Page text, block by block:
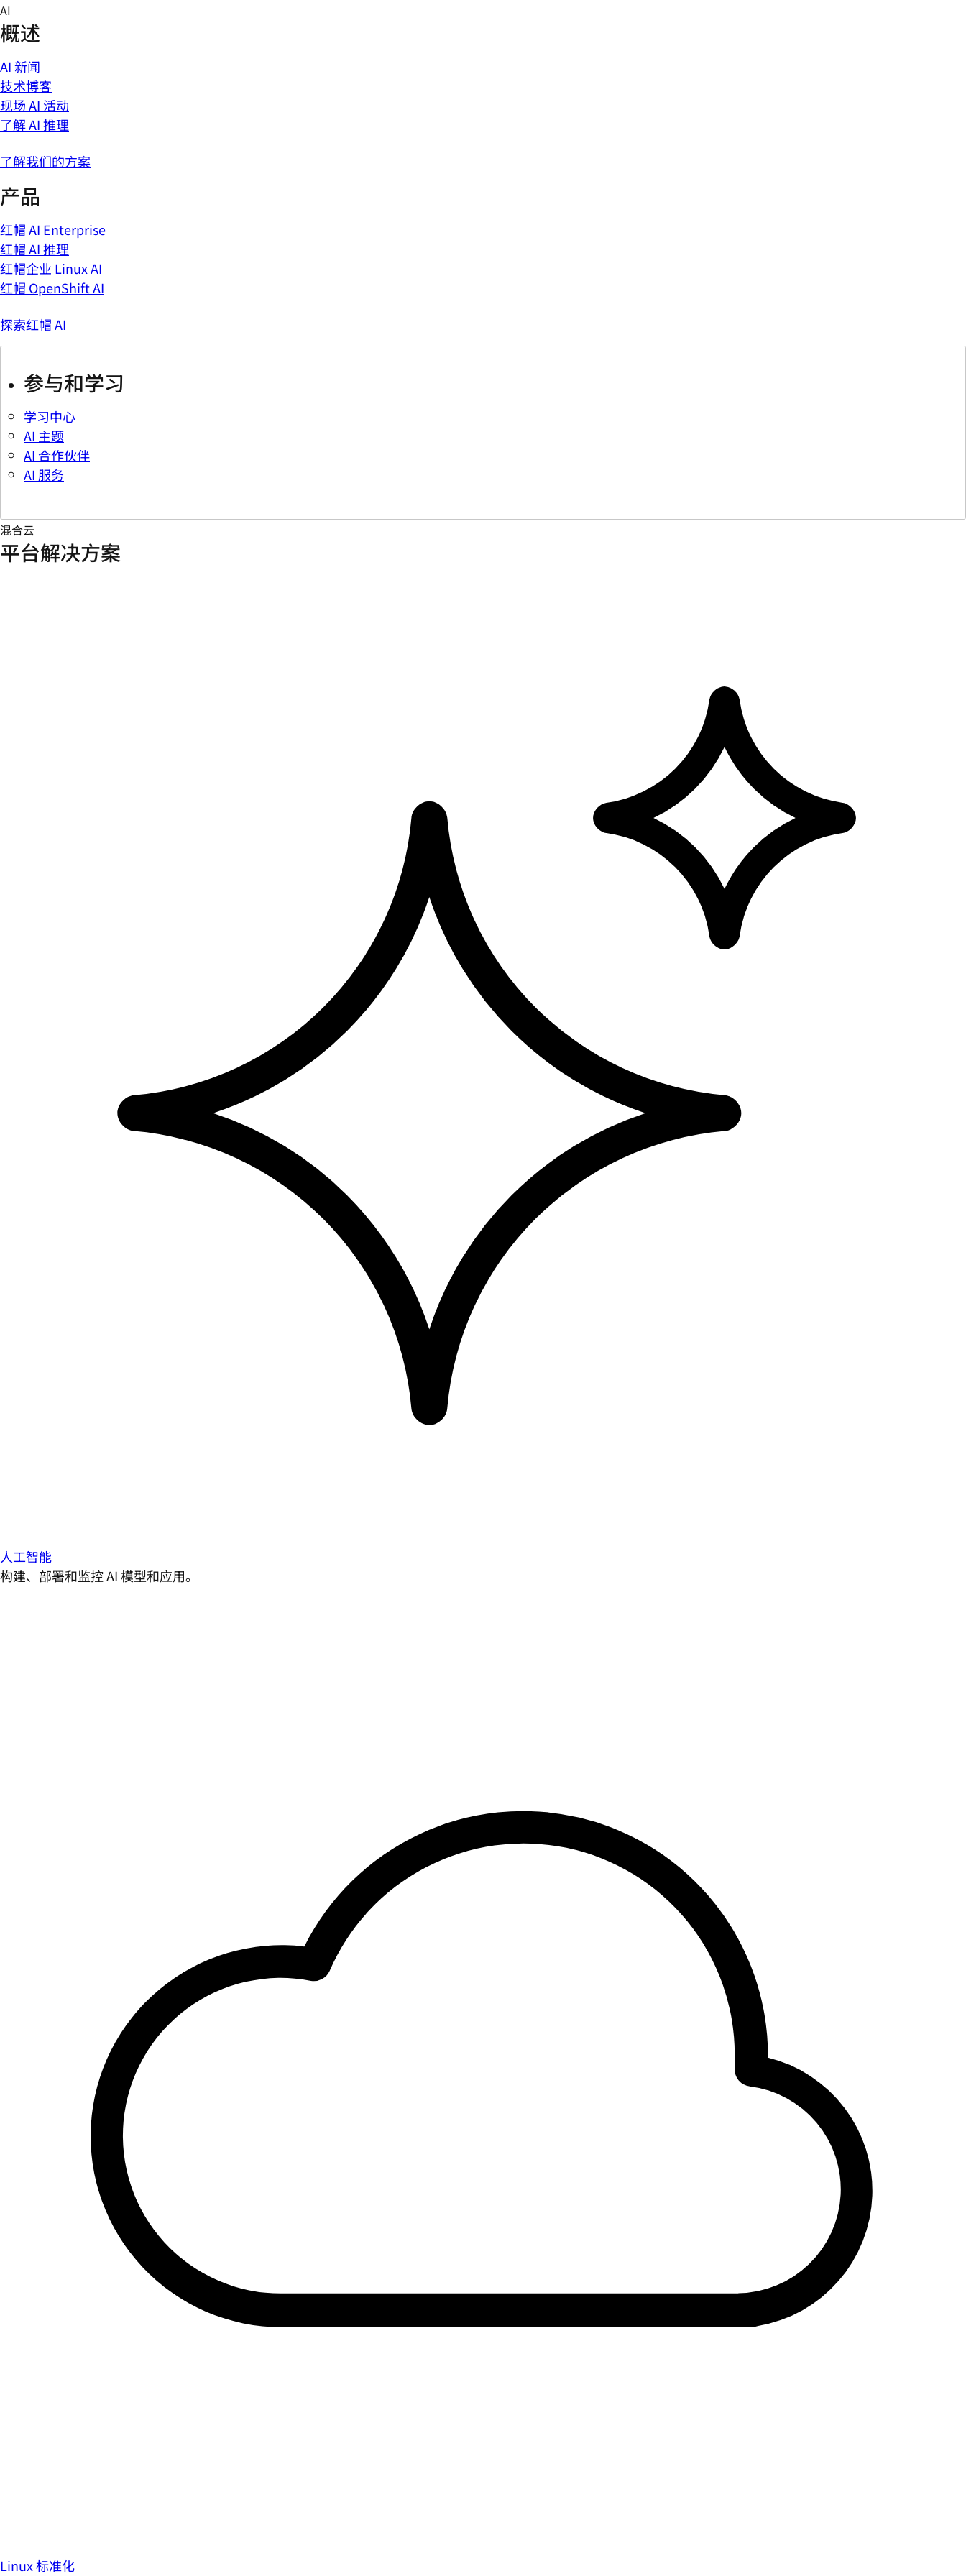
Skip
to
content
AI
概述
AI 新闻
技术博客
现场 AI 活动
了解 AI 推理
了解我们的方案
产品
红帽 AI Enterprise
红帽 AI 推理
红帽企业 Linux AI
红帽 OpenShift AI
探索红帽 AI
参与和学习
学习中心
AI 主题
AI 合作伙伴
AI 服务
混合云
平台解决方案
人工智能
构建、部署和监控 AI 模型和应用。
Linux 标准化